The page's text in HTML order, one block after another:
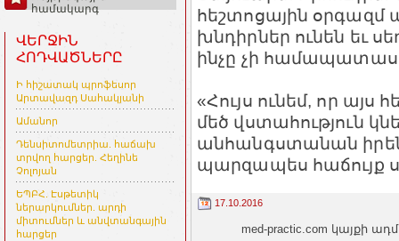
համակարգ
ՎԵՐՋԻՆ
ՀՈԴՎԱԾՆԵՐԸ
Ի հիշատակ պրոֆեսոր
Արտավազդ Սահակյանի
Ամանոր
Դենսիտոմետրիա. հաճախ
տրվող հարցեր. Հեղինե
Չոլոյան
ԵՊԲՀ. Էսթետիկ
ներարկումներ. արդի
միտումներ և անվտանգային
հարցեր
հեշտոցային
խնդիրներ ունեն եւ
ինչը չի
«Հույս ունեմ, որ
մեծ վստահություն
անհանգստանան
պարզապես հաճույք
17.10.2016
med-practic.com կայքի